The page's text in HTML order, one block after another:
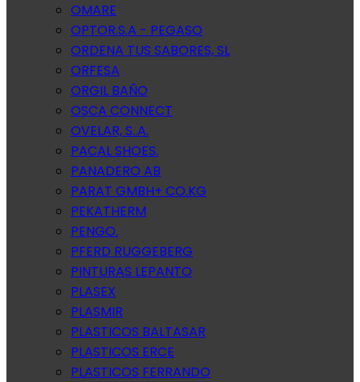
OMARE
OPTOR.S.A - PEGASO
ORDENA TUS SABORES, SL
ORFESA
ORGIL BAÑO
OSCA CONNECT
OVELAR, S..A.
PACAL SHOES.
PANADERO AB
PARAT GMBH+ CO.KG
PEKATHERM
PENGO.
PFERD RUGGEBERG
PINTURAS LEPANTO
PLASEX
PLASMIR
PLASTICOS BALTASAR
PLASTICOS ERCE
PLASTICOS FERRANDO